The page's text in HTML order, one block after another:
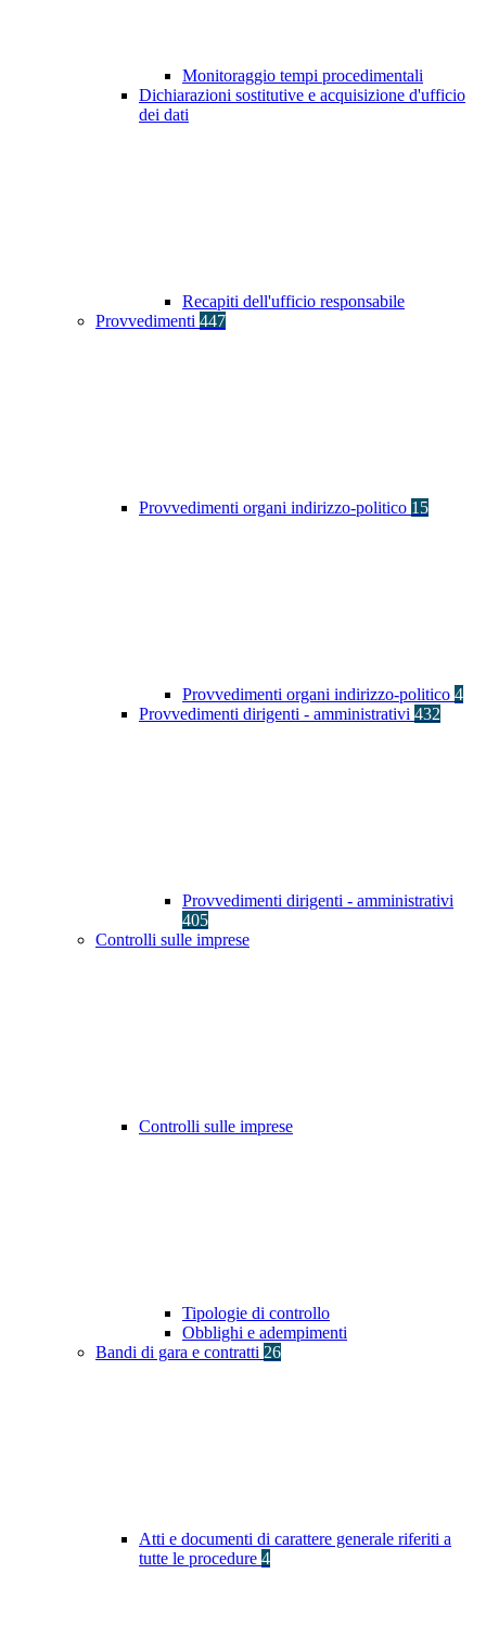
Monitoraggio tempi procedimentali
Dichiarazioni sostitutive e acquisizione d'ufficio
dei dati
Recapiti dell'ufficio responsabile
Provvedimenti 447
Provvedimenti organi indirizzo-politico 15
Provvedimenti organi indirizzo-politico 4
Provvedimenti dirigenti - amministrativi 432
Provvedimenti dirigenti - amministrativi
405
Controlli sulle imprese
Controlli sulle imprese
Tipologie di controllo
Obblighi e adempimenti
Bandi di gara e contratti 26
Atti e documenti di carattere generale riferiti a
tutte le procedure 4